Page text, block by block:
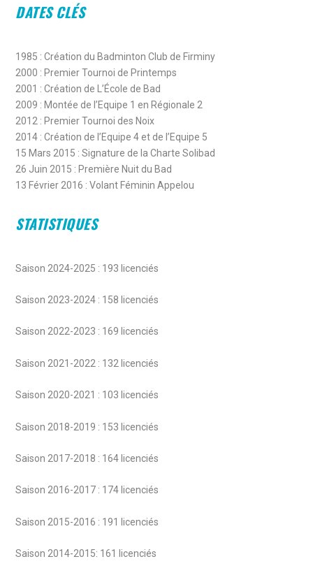
DATES CLÉS
1985 : Création du Badminton Club de Firminy
2000 : Premier Tournoi de Printemps
2001 : Création de L’École de Bad
2009 : Montée de l’Equipe 1 en Régionale 2
2012 : Premier Tournoi des Noix
2014 : Création de l’Equipe 4 et de l’Equipe 5
15 Mars 2015 : Signature de la Charte Solibad
26 Juin 2015 : Première Nuit du Bad
13 Février 2016 : Volant Féminin Appelou
STATISTIQUES
Saison 2024-2025 : 193 licenciés
Saison 2023-2024 : 158 licenciés
Saison 2022-2023 : 169 licenciés
Saison 2021-2022 : 132 licenciés
Saison 2020-2021 : 103 licenciés
Saison 2018-2019 : 153 licenciés
Saison 2017-2018 : 164 licenciés
Saison 2016-2017 : 174 licenciés
Saison 2015-2016 : 191 licenciés
Saison 2014-2015: 161 licenciés